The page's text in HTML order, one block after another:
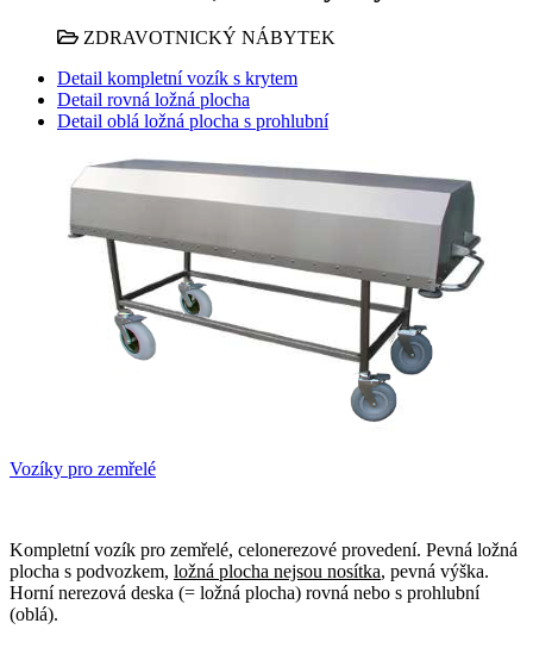
ZDRAVOTNICKÝ NÁBYTEK
Detail kompletní vozík s krytem
Detail rovná ložná plocha
Detail oblá ložná plocha s prohlubní
Vozíky pro zemřelé
Kompletní vozík pro zemřelé, celonerezové provedení. Pevná ložná
plocha s podvozkem, ložná plocha nejsou nosítka, pevná výška.
Horní nerezová deska (= ložná plocha) rovná nebo s prohlubní
(oblá).